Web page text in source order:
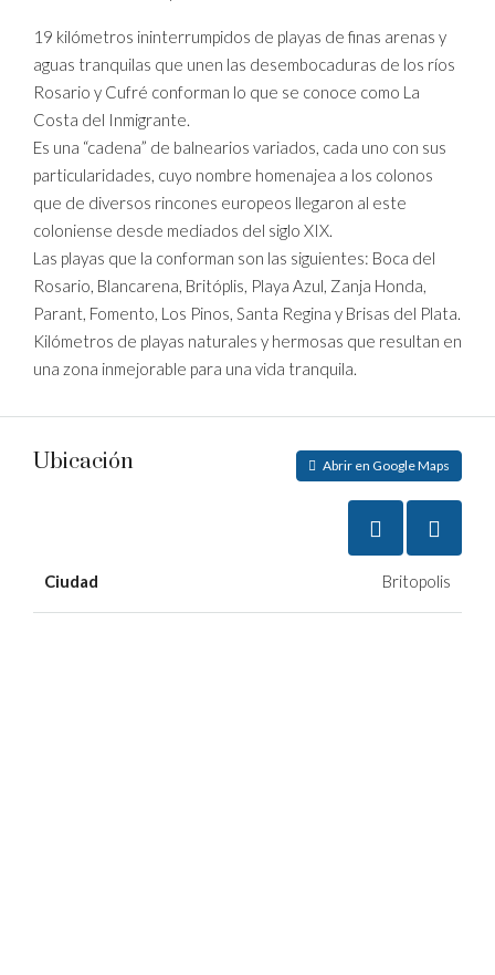
19 kilómetros ininterrumpidos de playas de finas arenas y
aguas tranquilas que unen las desembocaduras de los ríos
Rosario y Cufré conforman lo que se conoce como La
Costa del Inmigrante.
Es una “cadena” de balnearios variados, cada uno con sus
particularidades, cuyo nombre homenajea a los colonos
que de diversos rincones europeos llegaron al este
coloniense desde mediados del siglo XIX.
Las playas que la conforman son las siguientes: Boca del
Rosario, Blancarena, Britóplis, Playa Azul, Zanja Honda,
Parant, Fomento, Los Pinos, Santa Regina y Brisas del Plata.
Kilómetros de playas naturales y hermosas que resultan en
una zona inmejorable para una vida tranquila.
Ubicación Abrir en Google Maps
Ciudad Britopolis